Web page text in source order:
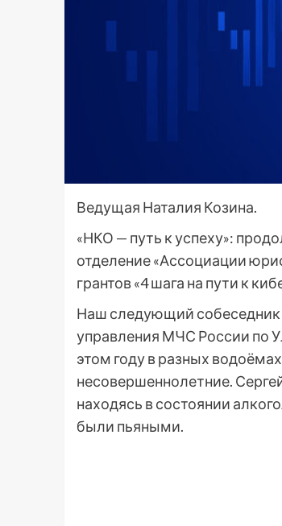
Ведущая Наталия Козина.
«НКО — путь к успеху»:
отделение «Ассоциации
грантов «4 шага на пути к
Наш следующий собеседник
управления МЧС России по
этом году в разных
несовершеннолетние.
находясь в состоянии
были пьяными.